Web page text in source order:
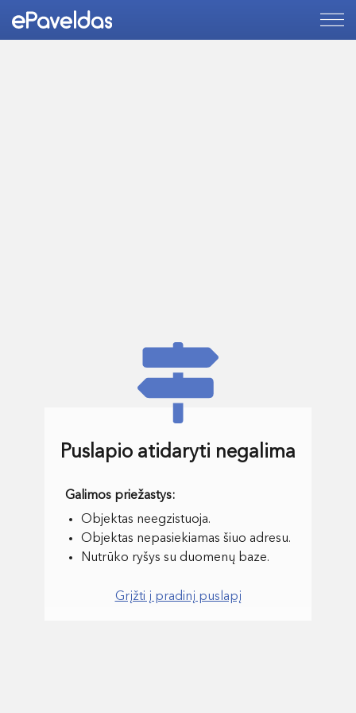
Puslapio atidaryti negalima
Objektas neegzistuoja.
Objektas nepasiekiamas šiuo adresu.
Nutrūko ryšys su duomenų baze.
Grįžti į pradinį puslapį